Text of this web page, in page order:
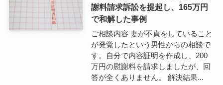
謝料請求訴訟を提起し、165万円
で和解した事例
ご相談内容 妻が不貞をしていること
が発覚したという男性からの相談で
す。自分で内容証明を作成し、200
万円の慰謝料を請求しましたが、回
答が全くありません。 解決結果...